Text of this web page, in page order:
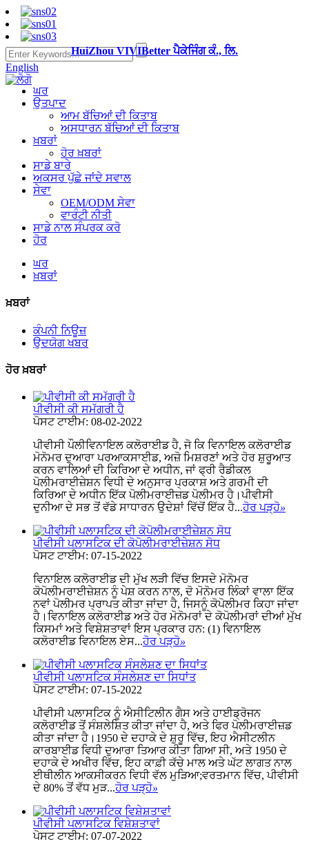
English
HuiZhou VIVIBetter ਪੈਕੇਜਿੰਗ ਕੰ., ਲਿ.
ਘਰ
ਉਤਪਾਦ
ਆਮ ਬੱਚਿਆਂ ਦੀ ਕਿਤਾਬ
ਅਸਧਾਰਨ ਬੱਚਿਆਂ ਦੀ ਕਿਤਾਬ
ਖ਼ਬਰਾਂ
ਹੋਰ ਖ਼ਬਰਾਂ
ਸਾਡੇ ਬਾਰੇ
ਅਕਸਰ ਪੁੱਛੇ ਜਾਂਦੇ ਸਵਾਲ
ਸੇਵਾ
OEM/ODM ਸੇਵਾ
ਵਾਰੰਟੀ ਨੀਤੀ
ਸਾਡੇ ਨਾਲ ਸੰਪਰਕ ਕਰੋ
ਹੋਰ
ਘਰ
ਖ਼ਬਰਾਂ
ਖ਼ਬਰਾਂ
ਕੰਪਨੀ ਨਿਊਜ਼
ਉਦਯੋਗ ਖਬਰ
ਹੋਰ ਖ਼ਬਰਾਂ
ਪੀਵੀਸੀ ਕੀ ਸਮੱਗਰੀ ਹੈ
ਪੋਸਟ ਟਾਈਮ: 08-02-2022
ਪੀਵੀਸੀ ਪੌਲੀਵਿਨਾਇਲ ਕਲੋਰਾਈਡ ਹੈ, ਜੋ ਕਿ ਵਿਨਾਇਲ ਕਲੋਰਾਈਡ
ਮੋਨੋਮਰ ਦੁਆਰਾ ਪਰਆਕਸਾਈਡ, ਅਜ਼ੋ ਮਿਸ਼ਰਣਾਂ ਅਤੇ ਹੋਰ ਸ਼ੁਰੂਆਤ
ਕਰਨ ਵਾਲਿਆਂ ਦੀ ਕਿਰਿਆ ਦੇ ਅਧੀਨ, ਜਾਂ ਫ੍ਰੀ ਰੈਡੀਕਲ
ਪੋਲੀਮਰਾਈਜ਼ੇਸ਼ਨ ਵਿਧੀ ਦੇ ਅਨੁਸਾਰ ਪ੍ਰਕਾਸ਼ ਅਤੇ ਗਰਮੀ ਦੀ
ਕਿਰਿਆ ਦੇ ਅਧੀਨ ਇੱਕ ਪੋਲੀਮਰਾਈਜ਼ਡ ਪੋਲੀਮਰ ਹੈ।ਪੀਵੀਸੀ
ਦੁਨੀਆ ਦੇ ਸਭ ਤੋਂ ਵੱਡੇ ਸਾਧਾਰਨ ਉਦੇਸ਼ਾਂ ਵਿੱਚੋਂ ਇੱਕ ਹੈ...ਹੋਰ ਪੜ੍ਹੋ»
ਪੀਵੀਸੀ ਪਲਾਸਟਿਕ ਦੀ ਕੋਪੋਲੀਮਰਾਈਜ਼ੇਸ਼ਨ ਸੋਧ
ਪੋਸਟ ਟਾਈਮ: 07-15-2022
ਵਿਨਾਇਲ ਕਲੋਰਾਈਡ ਦੀ ਮੁੱਖ ਲੜੀ ਵਿੱਚ ਇਸਦੇ ਮੋਨੋਮਰ
ਕੋਪੋਲੀਮਰਾਈਜ਼ੇਸ਼ਨ ਨੂੰ ਪੇਸ਼ ਕਰਨ ਨਾਲ, ਦੋ ਮੋਨੋਮਰ ਲਿੰਕਾਂ ਵਾਲਾ ਇੱਕ
ਨਵਾਂ ਪੋਲੀਮਰ ਪ੍ਰਾਪਤ ਕੀਤਾ ਜਾਂਦਾ ਹੈ, ਜਿਸਨੂੰ ਕੋਪੋਲੀਮਰ ਕਿਹਾ ਜਾਂਦਾ
ਹੈ।ਵਿਨਾਇਲ ਕਲੋਰਾਈਡ ਅਤੇ ਹੋਰ ਮੋਨੋਮਰਾਂ ਦੇ ਕੋਪੋਲੀਮਰਾਂ ਦੀਆਂ ਮੁੱਖ
ਕਿਸਮਾਂ ਅਤੇ ਵਿਸ਼ੇਸ਼ਤਾਵਾਂ ਇਸ ਪ੍ਰਕਾਰ ਹਨ: (1) ਵਿਨਾਇਲ
ਕਲੋਰਾਈਡ ਵਿਨਾਇਲ ਏਸ...ਹੋਰ ਪੜ੍ਹੋ»
ਪੀਵੀਸੀ ਪਲਾਸਟਿਕ ਸੰਸਲੇਸ਼ਣ ਦਾ ਸਿਧਾਂਤ
ਪੋਸਟ ਟਾਈਮ: 07-15-2022
ਪੀਵੀਸੀ ਪਲਾਸਟਿਕ ਨੂੰ ਐਸੀਟਿਲੀਨ ਗੈਸ ਅਤੇ ਹਾਈਡ੍ਰੋਜਨ
ਕਲੋਰਾਈਡ ਤੋਂ ਸੰਸ਼ਲੇਸ਼ਿਤ ਕੀਤਾ ਜਾਂਦਾ ਹੈ, ਅਤੇ ਫਿਰ ਪੋਲੀਮਰਾਈਜ਼ਡ
ਕੀਤਾ ਜਾਂਦਾ ਹੈ।1950 ਦੇ ਦਹਾਕੇ ਦੇ ਸ਼ੁਰੂ ਵਿੱਚ, ਇਹ ਐਸੀਟਲੀਨ
ਕਾਰਬਾਈਡ ਵਿਧੀ ਦੁਆਰਾ ਤਿਆਰ ਕੀਤਾ ਗਿਆ ਸੀ, ਅਤੇ 1950 ਦੇ
ਦਹਾਕੇ ਦੇ ਅਖੀਰ ਵਿੱਚ, ਇਹ ਕਾਫ਼ੀ ਕੱਚੇ ਮਾਲ ਅਤੇ ਘੱਟ ਲਾਗਤ ਨਾਲ
ਈਥੀਲੀਨ ਆਕਸੀਕਰਨ ਵਿਧੀ ਵੱਲ ਮੁੜਿਆ;ਵਰਤਮਾਨ ਵਿੱਚ, ਪੀਵੀਸੀ
ਦੇ 80% ਤੋਂ ਵੱਧ ਮੁੜ...ਹੋਰ ਪੜ੍ਹੋ»
ਪੀਵੀਸੀ ਪਲਾਸਟਿਕ ਵਿਸ਼ੇਸ਼ਤਾਵਾਂ
ਪੋਸਟ ਟਾਈਮ: 07-07-2022